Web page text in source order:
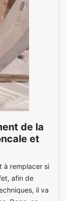
de la
et
à remplacer si
afin de
il va